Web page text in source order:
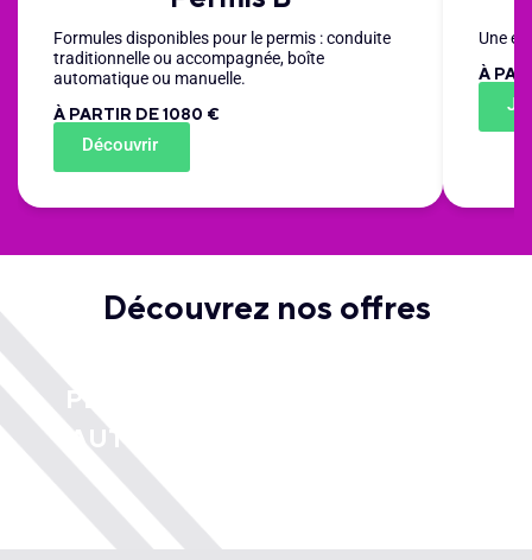
Formules disponibles pour le permis : conduite
traditionnelle ou accompagnée, boîte
automatique ou manuelle.
À PARTIR DE 1080 €
Découvrir
Une
À
Découvrez nos offres
PERMIS
AUTO